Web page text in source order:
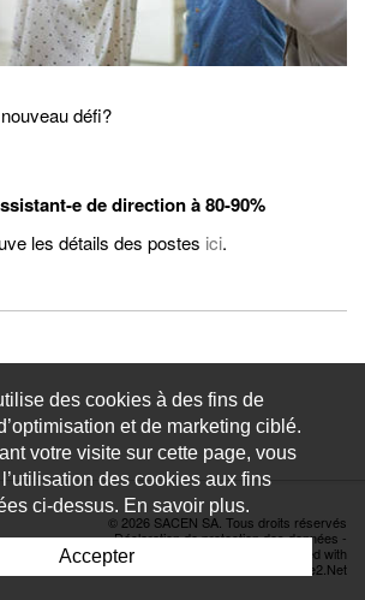
défi?
e de direction à 80-90%
les détails des postes ici.
© 2026 SACEN SA. Tous droits réservés
Déclaration de protection des données -
Powered by Artionet
Generated with
IceCube2.Net
des cookies à des fins de
et de marketing ciblé.
votre visite sur cette page, vous
des cookies aux fins
ci-dessus. En savoir plus.
Accepter